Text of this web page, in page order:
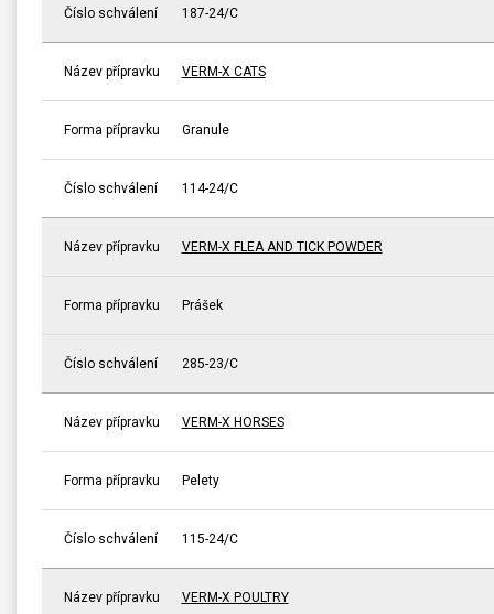
Číslo schválení 187-24/C
Název přípravku VERM-X CATS
Forma přípravku Granule
Číslo schválení 114-24/C
Název přípravku VERM-X FLEA AND TICK POWDER
Forma přípravku Prášek
Číslo schválení 285-23/C
Název přípravku VERM-X HORSES
Forma přípravku Pelety
Číslo schválení 115-24/C
Název přípravku VERM-X POULTRY